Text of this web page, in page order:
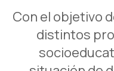
Con el objetivo
distintos